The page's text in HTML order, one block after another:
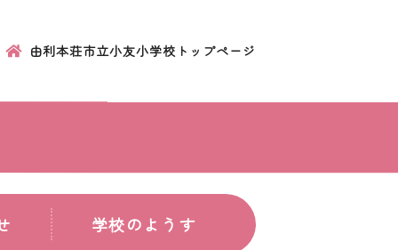
由利本荘市立小友小学校トップページ
学校のようす